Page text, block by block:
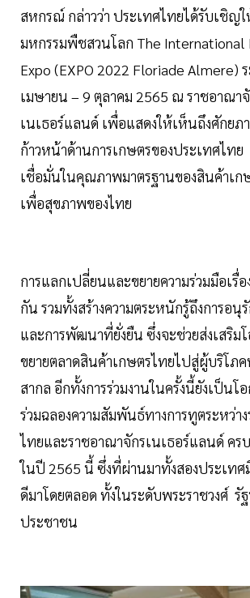
สหกรณ์ กล่าวว่า ประเทศไทยได้รับเชิญใ
มหกรรมพืชสวนโลก The
Expo (EXPO 2022 Floriade Almere)
เมษายน – 9 ตุลาคม 2565 ณ ราชอาณา
เนเธอร์แลนด์ เพื่อแสดงให้เห็นถึงศักยภ
ก้าวหน้าด้านการเกษตรของประเทศไทย
เชื่อมั่นในคุณภาพมาตรฐานของสินค้าเก
เพื่อสุขภาพของไทย
การแลกเปลี่ยนและขยายความร่วมมือเรื่
กัน รวมทั้งสร้างความตระหนักรู้ถึงการอนุ
และการพัฒนาที่ยั่งยืน ซึ่งจะช่วยส่งเสริม
ขยายตลาดสินค้าเกษตรไทยไปสู่ผู้บริโภ
สากล อีกทั้งการร่วมงานในครั้งนี้ยังเป็นโ
ร่วมฉลองความสัมพันธ์ทางการทูตระหว่า
ไทยและราชอาณาจักรเนเธอร์แลนด์ คร
ในปี 2565 นี้ ซึ่งที่ผ่านมาทั้งสองประเท
ดีมาโดยตลอด ทั้งในระดับพระราชวงศ์ รั
ประชาชน